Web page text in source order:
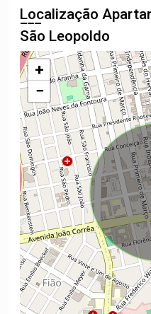
Localização
São Leopoldo
+
−